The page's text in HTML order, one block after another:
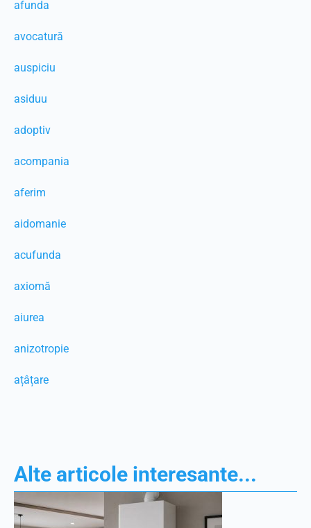
afunda
avocatură
auspiciu
asiduu
adoptiv
acompania
aferim
aidomanie
acufunda
axiomă
aiurea
anizotropie
ațâțare
Alte articole interesante...